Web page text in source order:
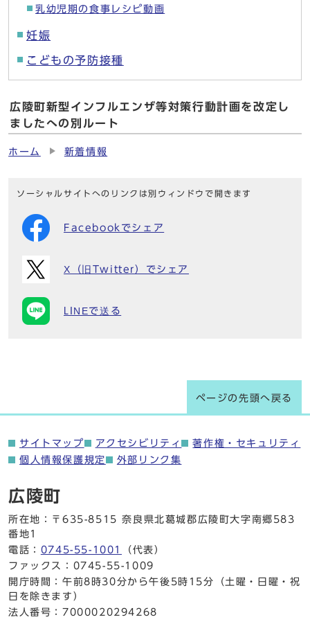
乳幼児期の食事レシピ動画
妊娠
こどもの予防接種
広陵町新型インフルエンザ等対策行動計画を改定し
ましたへの別ルート
ホーム 新着情報
ソーシャルサイトへのリンクは別ウィンドウで開きます
Facebookでシェア
X（旧Twitter）でシェア
LINEで送る
ページの先頭へ戻る
サイトマップ アクセシビリティ
著作権・セキュリティ
個人情報保護規定
外部リンク集
広陵町
所在地：〒635-8515 奈良県北葛城郡広陵町大字南郷583
番地1
電話： 0745-55-1001
（代表）
ファックス：0745-55-1009
開庁時間：午前8時30分から午後5時15分（土曜・日曜・祝
日を除きます）
法人番号：7000020294268